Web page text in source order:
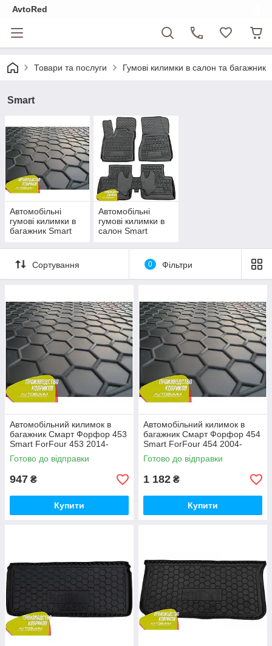
AvtoRed
Товари та послуги Гумові килимки в салон та багажник
Smart
Автомобільні
гумові килимки в
багажник Smart
Автомобільні
гумові килимки в
салон Smart
Сортування 0 Фільтри
Автомобільний килимок в
багажник Смарт Форфор 453
Smart ForFour 453 2014-
(Avto-Gumm)
Готово до відправки
947 ₴
Купити
Автомобільний килимок в
багажник Смарт Форфор 454
Smart ForFour 454 2004-
(Avto-Gumm)
Готово до відправки
1 182 ₴
Купити